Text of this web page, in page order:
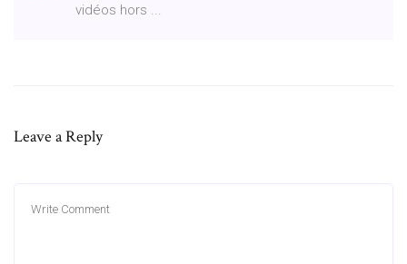
vidéos hors ...
Leave a Reply